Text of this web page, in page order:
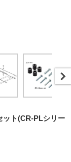
ット(CR-PLシリー